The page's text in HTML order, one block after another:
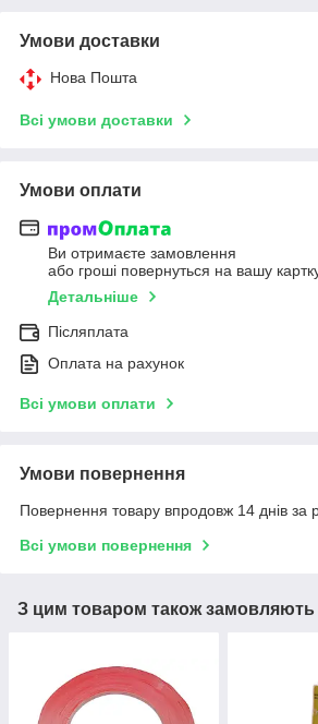
Умови доставки
Нова Пошта
Всі умови доставки
Умови оплати
Ви отримаєте замовлення
або гроші повернуться на вашу
Детальніше
Післяплата
Оплата на рахунок
Всі умови оплати
Умови повернення
Повернення товару впродовж 14 днів за
Всі умови повернення
З цим товаром також замовляють